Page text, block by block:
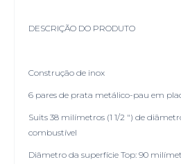
DESCRIÇÃO DO PRODUTO
Construção de inox
6 pares de prata metálico-pau em
Suits 38 milímetros (1 1/2 ") de
combustível
Diâmetro da superfície Top: 90